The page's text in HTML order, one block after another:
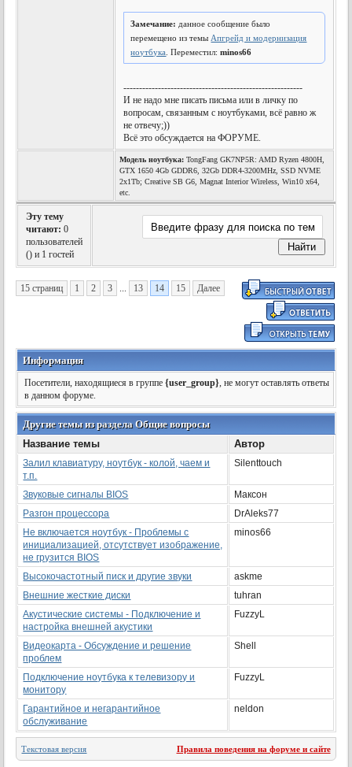
Замечание: данное сообщение было
перемещено из темы Апгрейд и модернизация
ноутбука . Переместил:minos66
---------------------------------------------------------
И не надо мне писать письма или в личку по
вопросам, связанным с ноутбуками, всё равно ж
не отвечу;))
Всё это обсуждается на ФОРУМЕ.
Модель ноутбука: TongFang GK7NP5R: AMD Ryzen 4800H,
GTX 1650 4Gb GDDR6, 32Gb DDR4-3200MHz, SSD NVME
2x1Tb; Creative SB G6, Magnat Interior Wireless, Win10 x64,
etc.
Эту тему
читают: 0
пользователей
() и 1 гостей
15 страниц 1 2 3 ... 13 14 15 Далее
Информация
Посетители, находящиеся в группе{user_group}, не могут оставлять ответы
в данном форуме.
Другие темы из раздела Общие вопросы
Название темы
Автор
Залил клавиатуру, ноутбук - колой, чаем и
т.п.
Silenttouch
Звуковые сигналы BIOS
Максон
Разгон процессора
DrAleks77
Не включается ноутбук - Проблемы с
инициализацией, отсутствует изображение,
не грузится BIOS
minos66
Высокочастотный писк и другие звуки
askme
Внешние жесткие диски
tuhran
Акустические системы - Подключение и
настройка внешней акустики
FuzzyL
Видеокарта - Обсуждение и решение
проблем
Shell
Подключение ноутбука к телевизору и
монитору
FuzzyL
Гарантийное и негарантийное
обслуживание
neldon
Текстовая версия Правила поведения на форуме и сайте